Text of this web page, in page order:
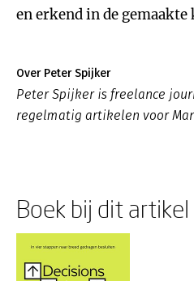
en erkend in de gemaakte
Over Peter Spijker
Peter Spijker is freelance
regelmatig artikelen voor
Boek bij dit artikel